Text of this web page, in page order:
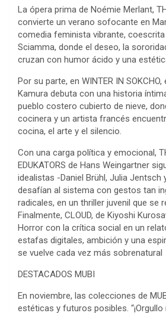
La ópera prima de Noémie Merlant,
convierte un verano sofocante en
comedia feminista vibrante, coescrita
Sciamma, donde el deseo, la
cruzan con humor ácido y una
Por su parte, en WINTER IN
Kamura debuta con una historia
pueblo costero cubierto de nieve,
cocinera y un artista francés
cocina, el arte y el silencio.
Con una carga política y emocional,
EDUKATORS de Hans Weingartner
idealistas -Daniel Brühl, Julia Jentsch
desafían al sistema con gestos tan
radicales, en un thriller juvenil que se
Finalmente, CLOUD, de Kiyoshi
Horror con la crítica social en un
estafas digitales, ambición y una
se vuelve cada vez más sobrenatural
DESTACADOS MUBI
En noviembre, las colecciones de
estéticas y futuros posibles.